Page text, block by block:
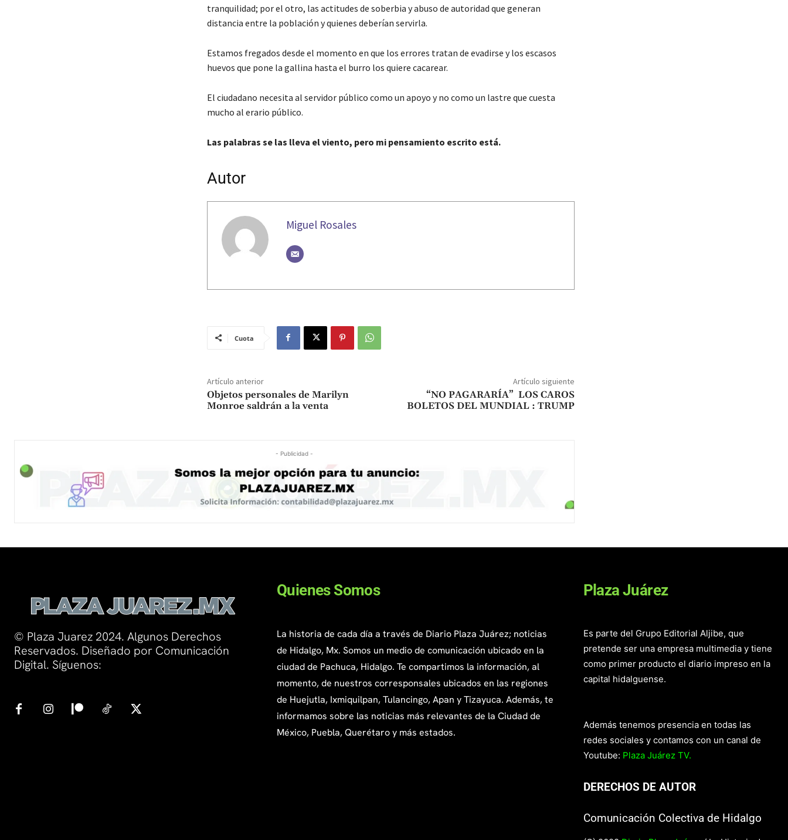
tranquilidad; por el otro, las actitudes de soberbia y abuso de autoridad que generan
distancia entre la población y quienes deberían servirla.
Estamos fregados desde el momento en que los errores tratan de evadirse y los escasos
huevos que pone la gallina hasta el burro los quiere cacarear.
El ciudadano necesita al servidor público como un apoyo y no como un lastre que cuesta
mucho al erario público.
Las palabras se las lleva el viento, pero mi pensamiento escrito está.
Autor
Miguel Rosales
Cuota
Artículo anterior
Objetos personales de Marilyn
Monroe saldrán a la venta
Artículo siguiente
“NO PAGARARÍA” LOS CAROS
BOLETOS DEL MUNDIAL : TRUMP
- Publicidad -
© Plaza Juarez 2024. Algunos Derechos
Reservados. Diseñado por Comunicación
Digital. Síguenos:
Quienes Somos
La historia de cada día a través de Diario Plaza Juárez; noticias
de Hidalgo, Mx. Somos un medio de comunicación ubicado en la
ciudad de Pachuca, Hidalgo. Te compartimos la información, al
momento, de nuestros corresponsales ubicados en las regiones
de Huejutla, Ixmiquilpan, Tulancingo, Apan y Tizayuca. Además, te
informamos sobre las noticias más relevantes de la Ciudad de
México, Puebla, Querétaro y más estados.
Plaza Juárez
Es parte del Grupo Editorial Aljibe, que
pretende ser una empresa multimedia y tiene
como primer producto el diario impreso en la
capital hidalguense.
Además tenemos presencia en todas las
redes sociales y contamos con un canal de
Youtube: Plaza Juárez TV.
DERECHOS DE AUTOR
Comunicación Colectiva de Hidalgo